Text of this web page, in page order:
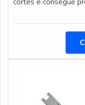
trabalhadas. São
acessório
verticais e